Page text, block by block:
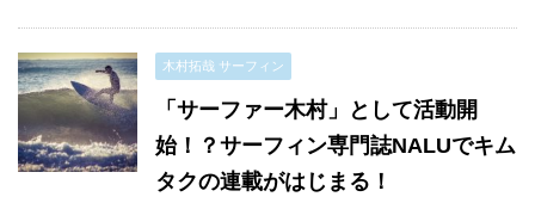
木村拓哉 サーフィン
「サーファー木村」として活動開
始！？サーフィン専門誌NALUでキム
タクの連載がはじまる！